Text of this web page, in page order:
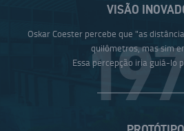
VISÃO
Oskar Coester percebe que "as
quilômetros, mas sim
Essa percepção iria guiá-lo